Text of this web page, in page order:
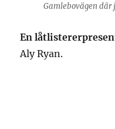
Gamlebovägen där
En
Aly Ryan.